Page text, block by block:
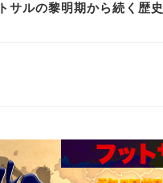
サルの黎明期から続く歴